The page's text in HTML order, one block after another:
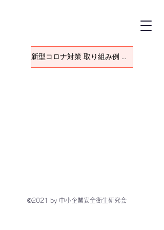
新型コロナ対策 取り組み例 一覧に戻る
©2021 by 中小企業安全衛生研究会